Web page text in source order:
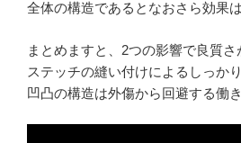
全体の構造であるとなおさら効果
まとめますと、2つの影響で良質
ステッチの縫い付けによるしっか
凹凸の構造は外傷から回避する働き